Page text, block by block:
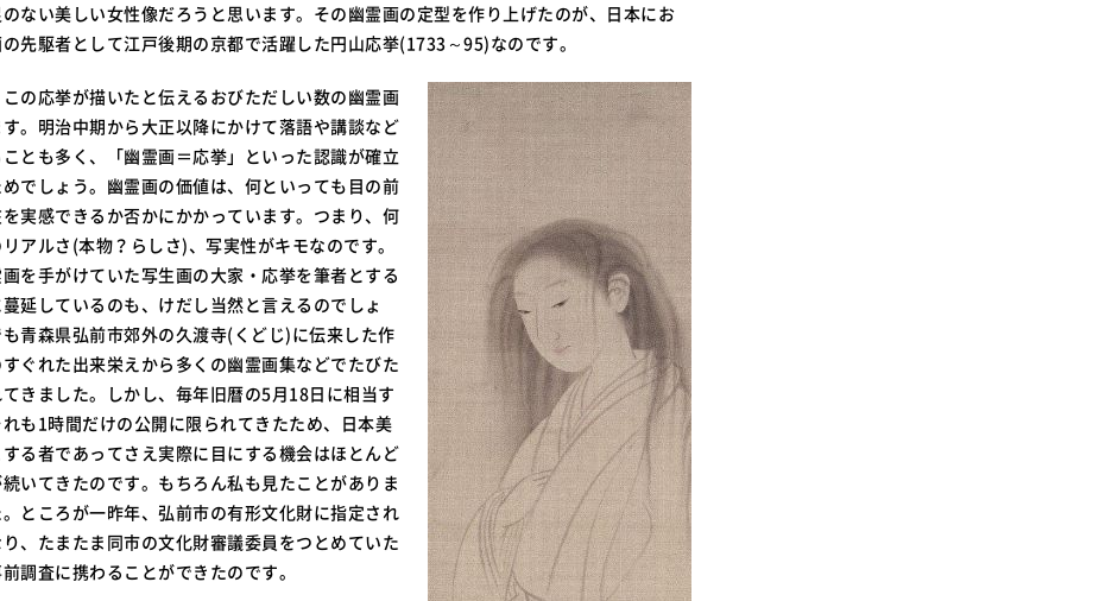
ない美しい女性像だろうと思います。その幽霊画の定型を作り上げたのが、日本にお
先駆者として江戸後期の京都で活躍した円山応挙(1733～95)なのです。
の応挙が描いたと伝えるおびただしい数の幽霊画
。明治中期から大正以降にかけて落語や講談など
とも多く、「幽霊画＝応挙」といった認識が確立
めでしょう。幽霊画の価値は、何といっても目の前
実感できるか否かにかかっています。つまり、何
アルさ(本物？らしさ)、写実性がキモなのです。
を手がけていた写生画の大家・応挙を筆者とする
延しているのも、けだし当然と言えるのでしょ
青森県弘前市郊外の久渡寺(くどじ)に伝来した作
ぐれた出来栄えから多くの幽霊画集などでたびた
きました。しかし、毎年旧暦の5月18日に相当す
も1時間だけの公開に限られてきたため、日本美
る者であってさえ実際に目にする機会はほとんど
いてきたのです。もちろん私も見たことがありま
ところが一昨年、弘前市の有形文化財に指定され
、たまたま同市の文化財審議委員をつとめていた
調査に携わることができたのです。